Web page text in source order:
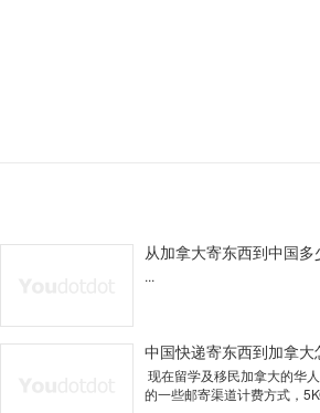
从加拿大寄东西到中国多
...
中国快递寄东西到加拿大
现在留学及移民加拿大的华
的一些邮寄渠道计费方式，